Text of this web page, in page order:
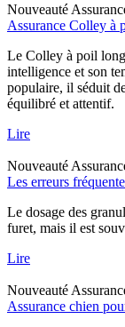
Nouveauté
Assurance Colley à
Le Colley à poil
intelligence et son
populaire, il séduit
équilibré et attentif.
Lire
Nouveauté
Les erreurs
Le dosage des
furet, mais il est
Lire
Nouveauté
Assurance chien